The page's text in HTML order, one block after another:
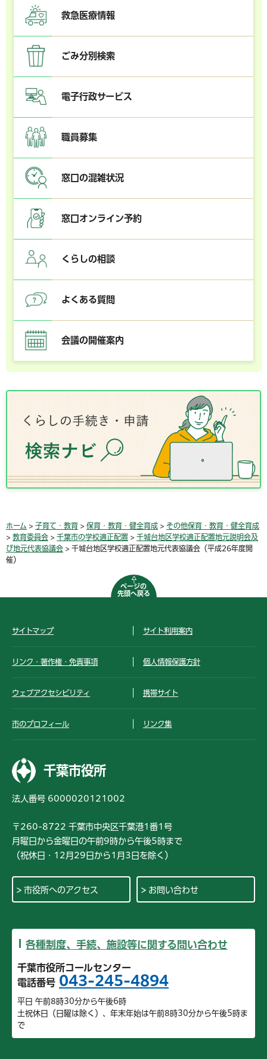
救急医療情報
ごみ分別検索
電子行政サービス
職員募集
窓口の混雑状況
窓口オンライン予約
くらしの相談
よくある質問
会議の開催案内
ホーム > 子育て・教育 > 保育・教育・健全育成 > その他保育・教育・健全育成
> 教育委員会 > 千葉市の学校適正配置 > 千城台地区学校適正配置地元説明会及
び地元代表協議会 > 千城台地区学校適正配置地元代表協議会（平成26年度開
催）
ページの
先頭へ戻る
サイトマップ サイト利用案内
リンク・著作権・免責事項 個人情報保護方針
ウェブアクセシビリティ 携帯サイト
市のプロフィール リンク集
千葉市役所
法人番号 6000020121002
〒260-8722 千葉市中央区千葉港1番1号
月曜日から金曜日の午前9時から午後5時まで
（祝休日・12月29日から1月3日を除く）
市役所へのアクセス お問い合わせ
各種制度、手続、施設等に関する問い合わせ
千葉市役所コールセンター
電話番号 043-245-4894
平日 午前8時30分から午後6時
土祝休日（日曜は除く）、年末年始は午前8時30分から午後5時ま
で